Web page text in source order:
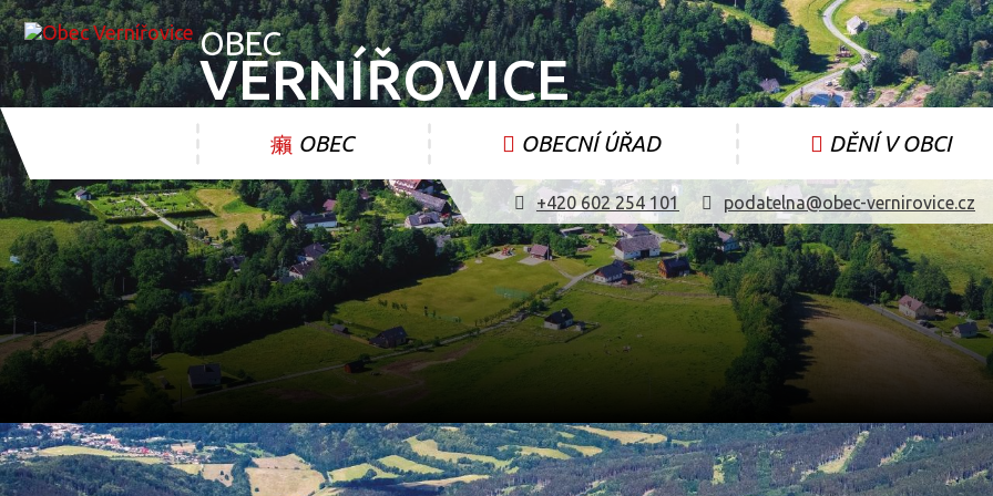
OBEC
VERNÍŘOVICE
OBEC OBECNÍ ÚŘAD DĚNÍ V OBCI
+420 602 254 101 podatelna@obec-vernirovice.cz